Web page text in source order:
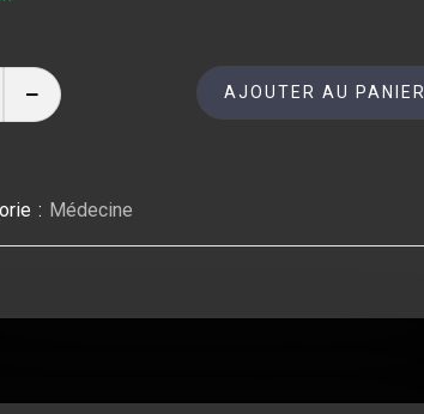
AJOUTER AU PANIER
: Médecine